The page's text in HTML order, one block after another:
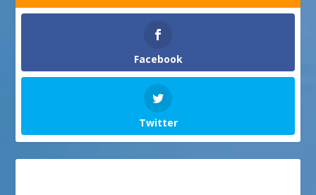
Facebook
Twitter